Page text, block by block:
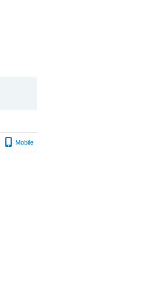
Mobile